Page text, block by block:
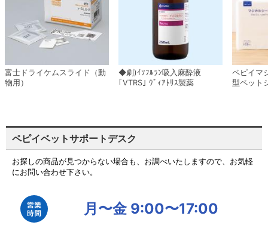
富士ドライケムスライド（動
物用）
◆劇)ｲｿﾌﾙﾗﾝ吸入麻酔液
｢VTRS｣ ｳﾞｨｱﾄﾘｽ製薬
ペピイマ
型ペット
ペピイベットサポートデスク
お探しの商品が見つからない場合も、お調べいたしますので、お気軽
にお問い合わせ下さい。
月〜金 9:00〜17:00